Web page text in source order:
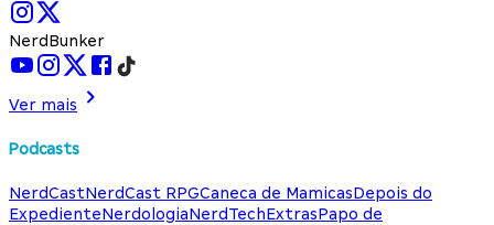
NerdBunker
Ver mais
Podcasts
NerdCastNerdCast RPGCaneca de MamicasDepois do
ExpedienteNerdologiaNerdTechExtrasPapo de